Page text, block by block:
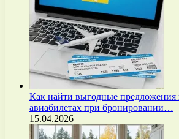
Как найти выгодные предложения
авиабилетах при бронировании…
15.04.2026